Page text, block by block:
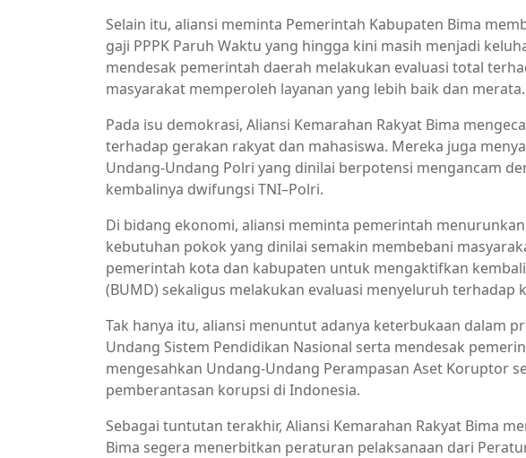
Selain itu, aliansi meminta Pemerintah Kabupaten Bima
gaji PPPK Paruh Waktu yang hingga kini masih menjadi
mendesak pemerintah daerah melakukan evaluasi total
masyarakat memperoleh layanan yang lebih baik dan merata.
Pada isu demokrasi, Aliansi Kemarahan Rakyat Bima
terhadap gerakan rakyat dan mahasiswa. Mereka juga
Undang-Undang Polri yang dinilai berpotensi mengancam
kembalinya dwifungsi TNI–Polri.
Di bidang ekonomi, aliansi meminta pemerintah
kebutuhan pokok yang dinilai semakin membebani
pemerintah kota dan kabupaten untuk mengaktifkan
(BUMD) sekaligus melakukan evaluasi menyeluruh terhadap
Tak hanya itu, aliansi menuntut adanya keterbukaan dalam
Undang Sistem Pendidikan Nasional serta mendesak
mengesahkan Undang-Undang Perampasan Aset Koruptor
pemberantasan korupsi di Indonesia.
Sebagai tuntutan terakhir, Aliansi Kemarahan Rakyat Bima
Bima segera menerbitkan peraturan pelaksanaan dari